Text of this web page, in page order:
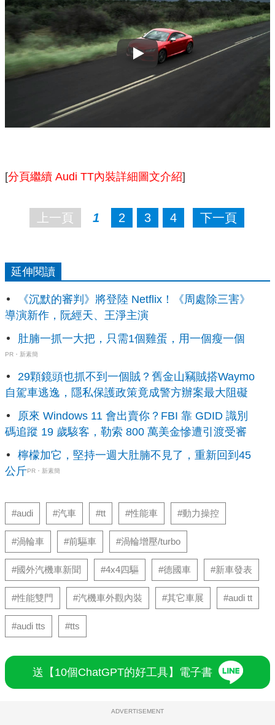
Play
[分頁繼續 Audi TT內裝詳細圖文介紹]
上一頁 1 2 3 4 下一頁
延伸閱讀
《沉默的審判》將登陸 Netflix！《周處除三害》
導演新作，阮經天、王淨主演
肚腩一抓一大把，只需1個雞蛋，用一個瘦一個
PR・新素簡
29顆鏡頭也抓不到一個賊？舊金山竊賊搭Waymo
自駕車逃逸，隱私保護政策竟成警方辦案最大阻礙
原來 Windows 11 會出賣你？FBI 靠 GDID 識別
碼追蹤 19 歲駭客，勒索 800 萬美金慘遭引渡受審
檸檬加它，堅持一週大肚腩不見了，重新回到45
公斤PR・新素簡
#audi #汽車 #tt #性能車 #動力操控
#渦輪車 #前驅車 #渦輪增壓/turbo
#國外汽機車新聞 #4x4四驅 #德國車 #新車發表
#性能雙門 #汽機車外觀內裝 #其它車展 #audi tt
#audi tts #tts
送【10個ChatGPT的好工具】電子書
ADVERTISEMENT